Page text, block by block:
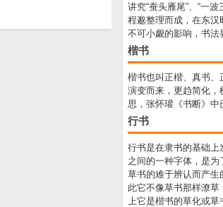
讲究“蚕头雁尾”、“一
程邈整理而成，在东
不可小觑的影响，书法
楷书
楷书也叫正楷、真书
演变而来，更趋简化
思，张怀瓘《书断》中
行书
行书是在隶书的基础上
之间的一种字体，是
草书的难于辨认而产生
此它不像草书那样潦
上它是楷书的草化或